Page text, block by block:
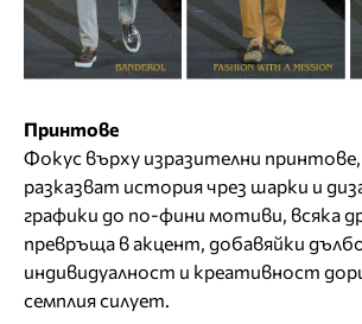
Принтове
Фокус върху изразителни
разказват история чрез шарки и
графики до по-фини мотиви, всяка
превръща в акцент, добавяйки
индивидуалност и креативност
семплия силует.